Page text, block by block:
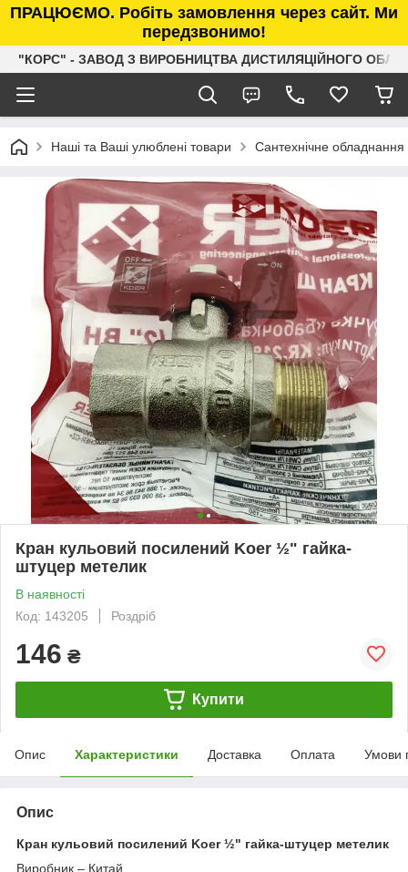
ПРАЦЮЄМО. Робіть замовлення через сайт. Ми
передзвонимо!
"КОРС" - ЗАВОД З ВИРОБНИЦТВА ДИСТИЛЯЦІЙНОГО
Наші та Ваші улюблені товари Сантехнічне обладнання
Кран кульовий посилений Koer ½" гайка-
штуцер метелик
В наявності
Код: 143205
Роздріб
146 ₴
Купити
Опис Характеристики Доставка Оплата Умови
Опис
Кран кульовий посилений Koer ½" гайка-штуцер метелик
Виробник – Китай